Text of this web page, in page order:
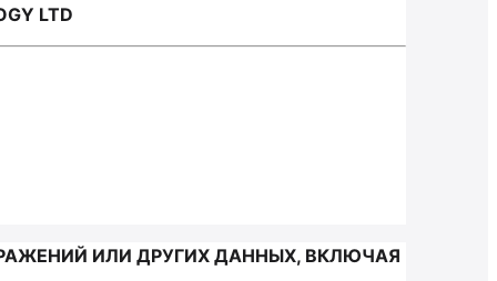
LTD
ИЛИ ДРУГИХ ДАННЫХ, ВКЛЮЧАЯ